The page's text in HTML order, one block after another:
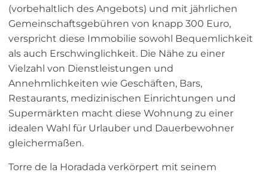
(vorbehaltlich des Angebots) und mit jährlichen
Gemeinschaftsgebühren von knapp 300 Euro,
verspricht diese Immobilie sowohl Bequemlichkeit
als auch Erschwinglichkeit. Die Nähe zu einer
Vielzahl von Dienstleistungen und
Annehmlichkeiten wie Geschäften, Bars,
Restaurants, medizinischen Einrichtungen und
Supermärkten macht diese Wohnung zu einer
idealen Wahl für Urlauber und Dauerbewohner
gleichermaßen.
Torre de la Horadada verkörpert mit seinem